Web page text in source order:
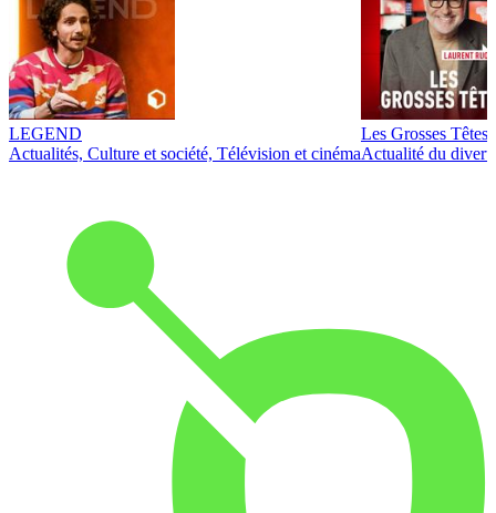
LEGEND
Actualités, Culture et société, Télévision et cinéma
Les Grosses Têtes
Actualité du